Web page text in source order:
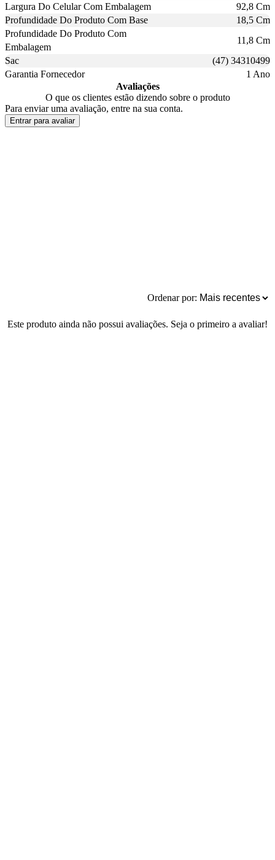
Largura Do Celular Com Embalagem
92,8 Cm
Profundidade Do Produto Com Base
18,5 Cm
Profundidade Do Produto Com
Embalagem
11,8 Cm
Sac
(47) 34310499
Garantia Fornecedor
1 Ano
Avaliações
O que os clientes estão dizendo sobre o produto
Para enviar uma avaliação, entre na sua conta.
Entrar para avaliar
Ordenar por:
Este produto ainda não possui avaliações. Seja o primeiro a avaliar!